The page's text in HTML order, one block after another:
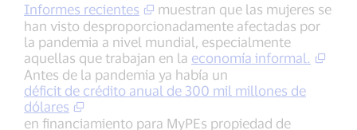
Informes recientes
muestran que las mujeres se
han visto desproporcionadamente afectadas por
la pandemia a nivel mundial, especialmente
aquellas que trabajan en la economía informal.
Antes de la pandemia ya había un
déficit de crédito anual de 300 mil millones de
dólares
en financiamiento para MyPEs propiedad de